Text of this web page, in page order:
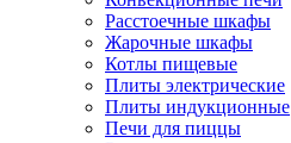
Расстоечные шкафы
Жарочные шкафы
Котлы пищевые
Плиты электрические
Плиты индукционные
Печи для пиццы